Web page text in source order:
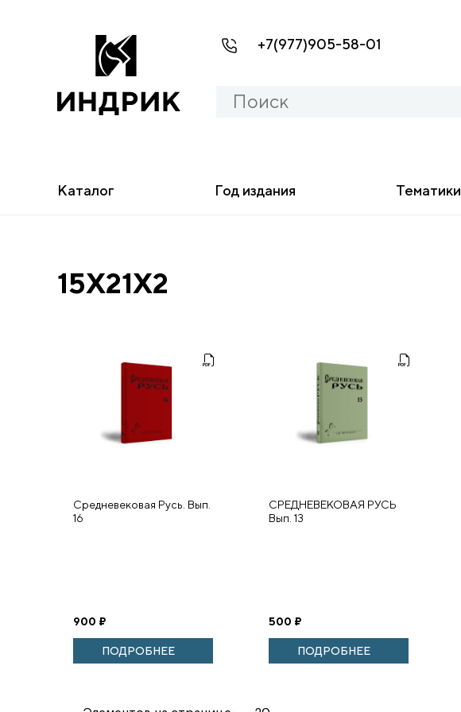
+7(977)905-58-01
Каталог Год издания Тематики
15X21X2
Средневековая Русь. Вып.
16
900 ₽
ПОДРОБНЕЕ
СРЕДНЕВЕКОВАЯ РУСЬ
Вып. 13
500 ₽
ПОДРОБНЕЕ